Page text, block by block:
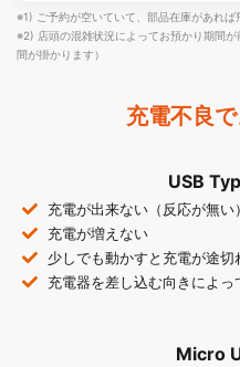
※1) ご予約が空いていて、部品在庫があれば
※2) 店頭の混雑状況によってお預かり期間
間が掛かります）
充電不良
USB
充電が出来ない（反応が無い）
充電が増えない
少しでも動かすと充電が途切
充電器を差し込む向きによっ
Micro